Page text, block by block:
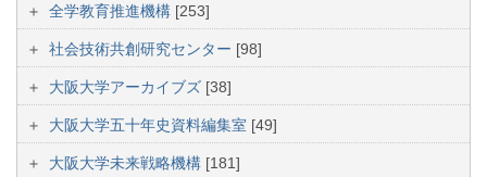
全学教育推進機構 [253]
社会技術共創研究センター [98]
大阪大学アーカイブズ [38]
大阪大学五十年史資料編集室 [49]
大阪大学未来戦略機構 [181]